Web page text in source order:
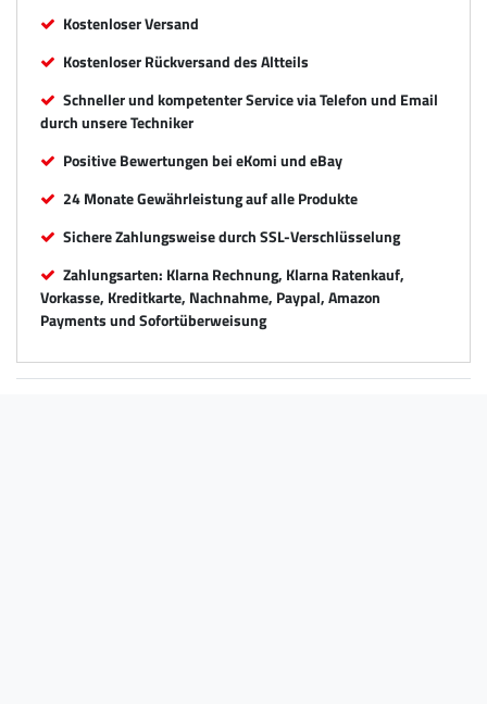
Kostenloser Versand
Kostenloser Rückversand des Altteils
Schneller und kompetenter Service via Telefon und Email
durch unsere Techniker
Positive Bewertungen bei eKomi und eBay
24 Monate Gewährleistung auf alle Produkte
Sichere Zahlungsweise durch SSL-Verschlüsselung
Zahlungsarten: Klarna Rechnung, Klarna Ratenkauf,
Vorkasse, Kreditkarte, Nachnahme, Paypal, Amazon
Payments und Sofortüberweisung